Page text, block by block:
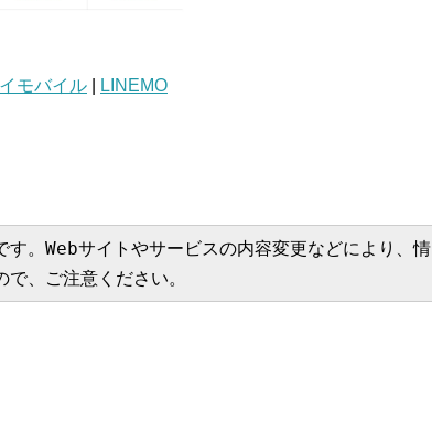
モバイル LINEMO
。Webサイトやサービスの内容変更などにより、情
、ご注意ください。